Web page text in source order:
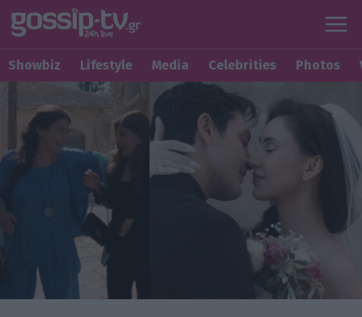
Showbiz Lifestyle Media Celebrities Photos